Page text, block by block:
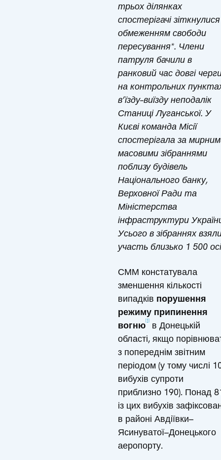
трьох ділянках
спостерігачі
обмеженням свободи
пересування*. Члени
патруля бачили в
ранковий час довгі
на контрольних
в’їзду–виїзду неподалік
Станиці Луганської. У
Києві команда Місії
спостерігала за
масовими зібраннями
поблизу будівель
Національного банку,
Верховної Ради та
Міністерства
інфраструктури
Усього в зібраннях
участь близько 1 500
СММ констатувала
зменшення кількості
випадків порушення
режиму припинення
вогню [1]
в Донецькій
області, якщо
з попереднім звітним
періодом (у тому числі
вибухів супроти
приблизно 190). Понад
із цих вибухів
в районі Авдіївки–
Ясинуватої–Донецького
аеропорту.